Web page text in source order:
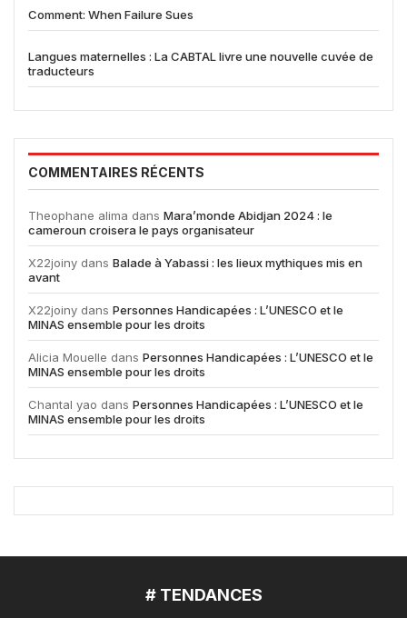
Comment: When Failure Sues
Langues maternelles : La CABTAL livre une nouvelle cuvée de
traducteurs
COMMENTAIRES RÉCENTS
Theophane alima dans Mara’monde Abidjan 2024 : le
cameroun croisera le pays organisateur
X22joiny dans Balade à Yabassi : les lieux mythiques mis en
avant
X22joiny dans Personnes Handicapées : L’UNESCO et le
MINAS ensemble pour les droits
Alicia Mouelle dans Personnes Handicapées : L’UNESCO et le
MINAS ensemble pour les droits
Chantal yao dans Personnes Handicapées : L’UNESCO et le
MINAS ensemble pour les droits
# TENDANCES